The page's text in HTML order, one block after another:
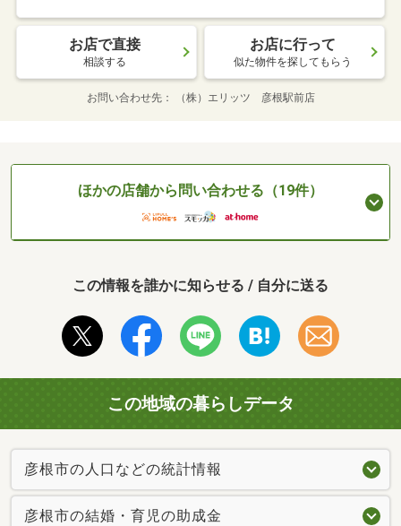
お店で直接
相談する
お店に行って
似た物件を探してもらう
お問い合わせ先 （株）エリッツ 彦根駅前店
ほかの店舗から問い合わせる（19件）
この情報を誰かに知らせる / 自分に送る
この地域の暮らしデータ
彦根市の人口などの統計情報
彦根市の結婚・育児の助成金